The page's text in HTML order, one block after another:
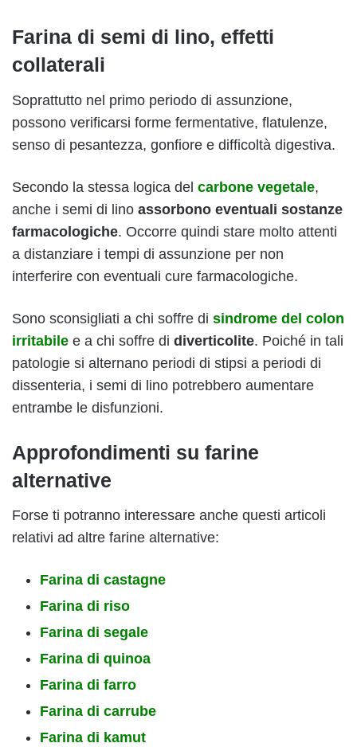
Farina di semi di lino, effetti
collaterali
Soprattutto nel primo periodo di assunzione,
possono verificarsi forme fermentative, flatulenze,
senso di pesantezza, gonfiore e difficoltà digestiva.
Secondo la stessa logica del carbone vegetale,
anche i semi di lino assorbono eventuali sostanze
farmacologiche. Occorre quindi stare molto attenti
a distanziare i tempi di assunzione per non
interferire con eventuali cure farmacologiche.
Sono sconsigliati a chi soffre di sindrome del colon
irritabile e a chi soffre di diverticolite. Poiché in tali
patologie si alternano periodi di stipsi a periodi di
dissenteria, i semi di lino potrebbero aumentare
entrambe le disfunzioni.
Approfondimenti su farine
alternative
Forse ti potranno interessare anche questi articoli
relativi ad altre farine alternative:
Farina di castagne
Farina di riso
Farina di segale
Farina di quinoa
Farina di farro
Farina di carrube
Farina di kamut